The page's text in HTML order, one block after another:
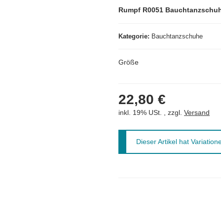
Kategorie Bauchtanzschuhe
Rumpf R0051
Größe
22,80 €
inkl. 19% USt. , zzgl. Versand
x
Dieser Artikel hat